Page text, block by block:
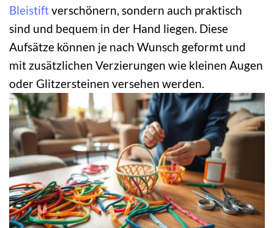
Bleistiftverschönern, sondern auch praktisch
sind und bequem in der Hand liegen. Diese
Aufsätze können je nach Wunsch geformt und
mit zusätzlichen Verzierungen wie kleinen Augen
oder Glitzersteinen versehen werden.